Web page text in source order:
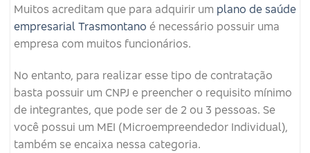
Muitos acreditam que para adquirir um plano de saúde
empresarial Trasmontano é necessário possuir uma
empresa com muitos funcionários.
No entanto, para realizar esse tipo de contratação
basta possuir um CNPJ e preencher o requisito mínimo
de integrantes, que pode ser de 2 ou 3 pessoas. Se
você possui um MEI (Microempreendedor Individual),
também se encaixa nessa categoria.